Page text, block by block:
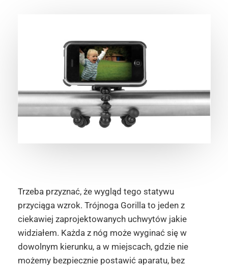
Trzeba przyznać, że wygląd tego statywu
przyciąga wzrok. Trójnoga Gorilla to jeden z
ciekawiej zaprojektowanych uchwytów jakie
widziałem. Każda z nóg może wyginać się w
dowolnym kierunku, a w miejscach, gdzie nie
możemy bezpiecznie postawić aparatu, bez